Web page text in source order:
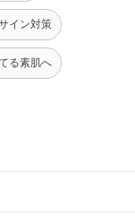
イン対策
る素肌へ